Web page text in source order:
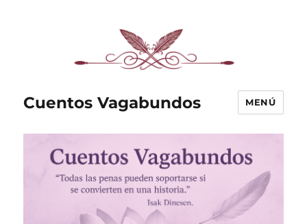
Cuentos Vagabundos MENÚ